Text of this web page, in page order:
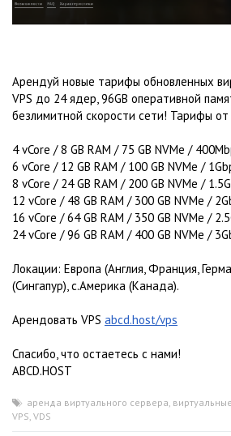
Арендуй новые тарифы обновленных
VPS до 24 ядер, 96GB оперативной
безлимитной скорости сети! Тарифы
4 vCore / 8 GB RAM / 75 GB NVMe /
6 vCore / 12 GB RAM / 100 GB NVMe /
8 vCore / 24 GB RAM / 200 GB NVMe /
12 vCore / 48 GB RAM / 300 GB NVMe /
16 vCore / 64 GB RAM / 350 GB NVMe /
24 vCore / 96 GB RAM / 400 GB NVMe /
Локации: Европа (Англия, Франция,
(Сингапур), с.Америка (Канада).
Арендовать VPS abcd.host/vps
Спасибо, что остаетесь с нами!
ABCD.HOST
аренда виртуального сервера,
VPS, VDS